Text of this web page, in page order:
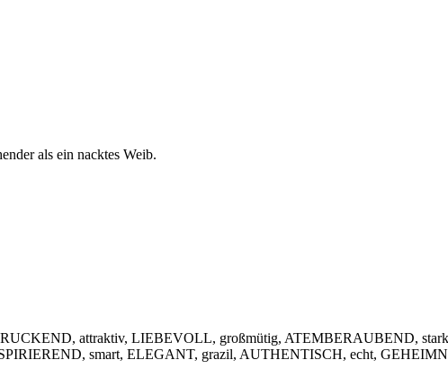
als ein nacktes Weib.
attraktiv, LIEBEVOLL, großmütig, ATEMBERAUBEND,
smart, ELEGANT, grazil, AUTHENTISCH, echt,